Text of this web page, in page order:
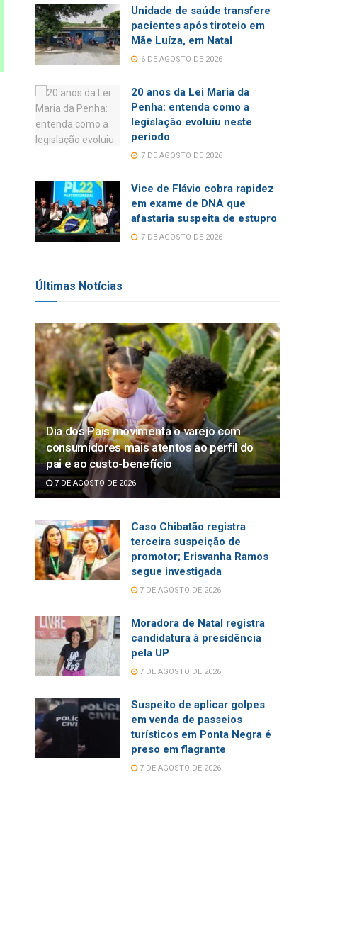
Unidade de saúde transfere
pacientes após tiroteio em
Mãe Luíza, em Natal
6 DE AGOSTO DE 2026
20 anos da Lei Maria da
Penha: entenda como a
legislação evoluiu neste
período
7 DE AGOSTO DE 2026
Vice de Flávio cobra rapidez
em exame de DNA que
afastaria suspeita de estupro
7 DE AGOSTO DE 2026
Últimas Notícias
Dia dos Pais movimenta o varejo com
consumidores mais atentos ao perfil do
pai e ao custo-benefício
7 DE AGOSTO DE 2026
Caso Chibatão registra
terceira suspeição de
promotor; Erisvanha Ramos
segue investigada
7 DE AGOSTO DE 2026
Moradora de Natal registra
candidatura à presidência
pela UP
7 DE AGOSTO DE 2026
Suspeito de aplicar golpes
em venda de passeios
turísticos em Ponta Negra é
preso em flagrante
7 DE AGOSTO DE 2026